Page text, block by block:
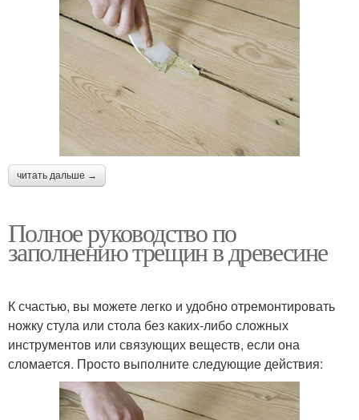
читать дальше →
Полное руководство по
заполнению трещин в древесине
К счастью, вы можете легко и удобно отремонтировать
ножку стула или стола без каких-либо сложных
инструментов или связующих веществ, если она
сломается. Просто выполните следующие действия: